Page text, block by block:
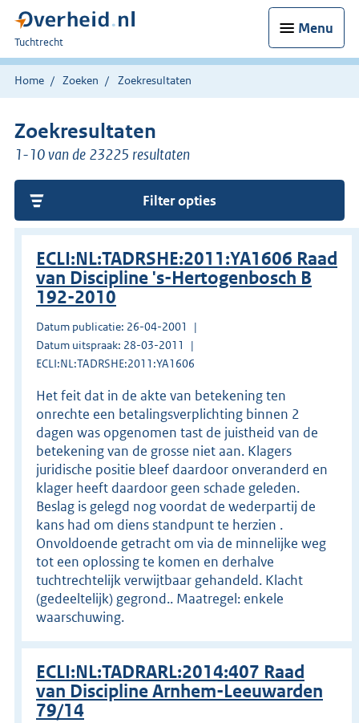
Menu
U
bent
hier:
Tuchtrecht
Home Zoeken Zoekresultaten
Zoekresultaten
1-10 van de 23225 resultaten
Filter opties
ECLI:NL:TADRSHE:2011:YA1606 Raad
van Discipline 's-Hertogenbosch B
192-2010
Datum publicatie: 26-04-2001
Datum uitspraak: 28-03-2011
ECLI:NL:TADRSHE:2011:YA1606
Het feit dat in de akte van betekening ten
onrechte een betalingsverplichting binnen 2
dagen was opgenomen tast de juistheid van de
betekening van de grosse niet aan. Klagers
juridische positie bleef daardoor onveranderd en
klager heeft daardoor geen schade geleden.
Beslag is gelegd nog voordat de wederpartij de
kans had om diens standpunt te herzien .
Onvoldoende getracht om via de minnelijke weg
tot een oplossing te komen en derhalve
tuchtrechtelijk verwijtbaar gehandeld. Klacht
(gedeeltelijk) gegrond.. Maatregel: enkele
waarschuwing.
ECLI:NL:TADRARL:2014:407 Raad
van Discipline Arnhem-Leeuwarden
79/14